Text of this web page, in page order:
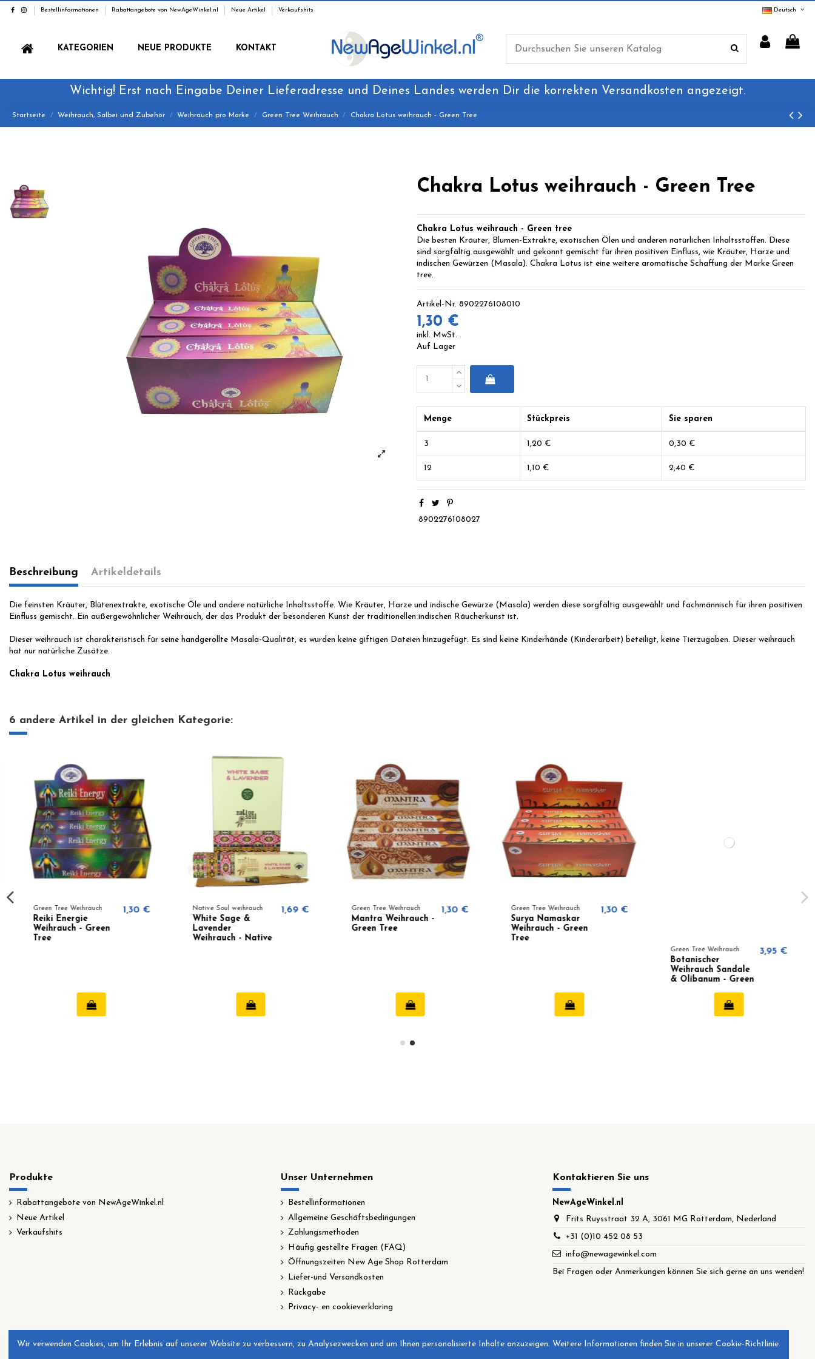
Bestellinformationen Rabattangebote von NewAgeWinkel.nl Neue Artikel Verkaufshits Deutsch
KATEGORIEN NEUE PRODUKTE KONTAKT
Wichtig! Erst nach Eingabe Deiner Lieferadresse und Deines Landes werden Dir die korrekten Versandkosten angezeigt.
Startseite Weihrauch, Salbei und Zubehör Weihrauch pro Marke Green Tree Weihrauch Chakra Lotus weihrauch - Green Tree
Chakra Lotus weihrauch - Green Tree
Chakra Lotus weihrauch - Green tree
Die besten Kräuter, Blumen-Extrakte, exotischen Ölen und anderen natürlichen Inhaltsstoffen. Diese
sind sorgfältig ausgewählt und gekonnt gemischt für ihren positiven Einfluss, wie Kräuter, Harze und
indischen Gewürzen (Masala). Chakra Lotus ist eine weitere aromatische Schaffung der Marke Green
tree.
Artikel-Nr. 8902276108010
1,30 €
inkl. MwSt.
Auf Lager
Menge Stückpreis Sie sparen
3 1,20 € 0,30 €
12 1,10 € 2,40 €
8902276108027
Beschreibung Artikeldetails
Die feinsten Kräuter, Blütenextrakte, exotische Öle und andere natürliche Inhaltsstoffe. Wie Kräuter, Harze und indische Gewürze (Masala) werden diese sorgfältig ausgewählt und fachmännisch für ihren positiven
Einfluss gemischt. Ein außergewöhnlicher Weihrauch, der das Produkt der besonderen Kunst der traditionellen indischen Räucherkunst ist.
Dieser weihrauch ist charakteristisch für seine handgerollte Masala-Qualität, es wurden keine giftigen Dateien hinzugefügt. Es sind keine Kinderhände (Kinderarbeit) beteiligt, keine Tierzugaben. Dieser weihrauch
hat nur natürliche Zusätze.
Chakra Lotus weihrauch
6 andere Artikel in der gleichen Kategorie:
Green Tree Weihrauch
Reiki Energie
Weihrauch - Green
Tree
1,30 € Native Soul weihrauch
White Sage &
Lavender
Weihrauch - Native
1,69 € Green Tree Weihrauch
Mantra Weihrauch -
Green Tree
1,30 € Green Tree Weihrauch
Surya Namaskar
Weihrauch - Green
Tree
1,30 €
Green Tree Weihrauch
Botanischer
Weihrauch Sandale
& Olibanum - Green
3,95 €
Produkte
Rabattangebote von NewAgeWinkel.nl
Neue Artikel
Verkaufshits
Unser Unternehmen
Bestellinformationen
Allgemeine Geschäftsbedingungen
Zahlungsmethoden
Häufig gestellte Fragen (FAQ)
Öffnungszeiten New Age Shop Rotterdam
Liefer-und Versandkosten
Rückgabe
Privacy- en cookieverklaring
Kontaktieren Sie uns
NewAgeWinkel.nl
Frits Ruysstraat 32 A, 3061 MG Rotterdam, Nederland
+31 (0)10 452 08 53
info@newagewinkel.com
Bei Fragen oder Anmerkungen können Sie sich gerne an uns wenden!
Wir verwenden Cookies, um Ihr Erlebnis auf unserer Website zu verbessern, zu Analysezwecken und um Ihnen personalisierte Inhalte anzuzeigen. Weitere Informationen finden Sie in unserer Cookie-Richtlinie.